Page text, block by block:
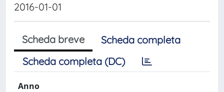
2016-01-01
Scheda breve
Scheda completa
Scheda completa (DC)
Anno